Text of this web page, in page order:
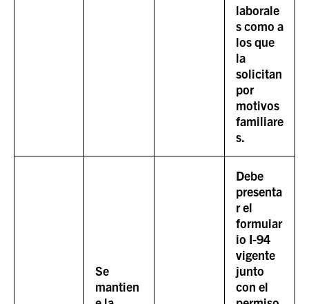
laborale
s como a
los que
la
solicitan
por
motivos
familiare
s.
Se
mantien
Debe
presenta
r el
formular
io I-94
vigente
junto
con el